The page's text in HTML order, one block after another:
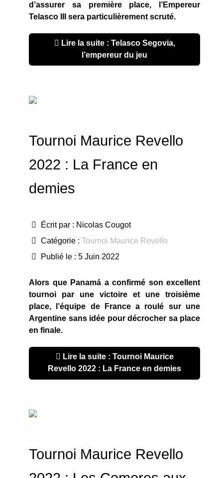
d’assurer sa première place, l’Empereur
Telasco III sera particulièrement scruté.
Lire la suite : Telasco Segovia,
l’empereur du jeu
Tournoi Maurice Revello
2022 : La France en
demies
Écrit par : Nicolas Cougot
Catégorie : Tournoi Maurice Revello
Publié le : 5 Juin 2022
Alors que Panamá a confirmé son excellent
tournoi par une victoire et une troisième
place, l’équipe de France a roulé sur une
Argentine sans idée pour décrocher sa place
en finale.
Lire la suite : Tournoi Maurice
Revello 2022 : La France en demies
Tournoi Maurice Revello